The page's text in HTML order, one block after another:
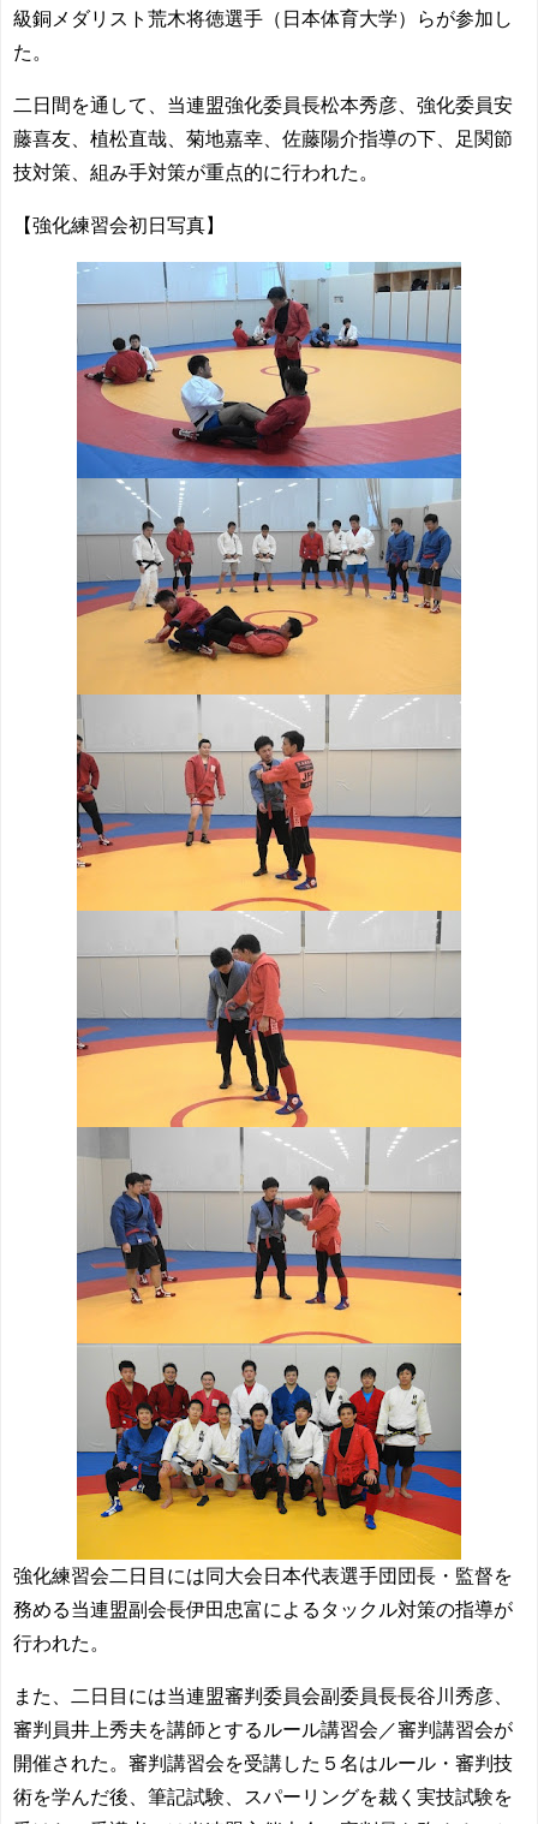
級銅メダリスト荒木将徳選手（日本体育大学）らが参加し
た。
二日間を通して、当連盟強化委員長松本秀彦、強化委員安
藤喜友、植松直哉、菊地嘉幸、佐藤陽介指導の下、足関節
技対策、組み手対策が重点的に行われた。
【強化練習会初日写真】
強化練習会二日目には同大会日本代表選手団団長・監督を
務める当連盟副会長伊田忠富によるタックル対策の指導が
行われた。
また、二日目には当連盟審判委員会副委員長長谷川秀彦、
審判員井上秀夫を講師とするルール講習会／審判講習会が
開催された。審判講習会を受講した５名はルール・審判技
術を学んだ後、筆記試験、スパーリングを裁く実技試験を